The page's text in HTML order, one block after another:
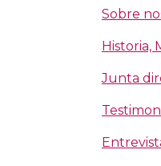
Sobre
Historia,
Junta